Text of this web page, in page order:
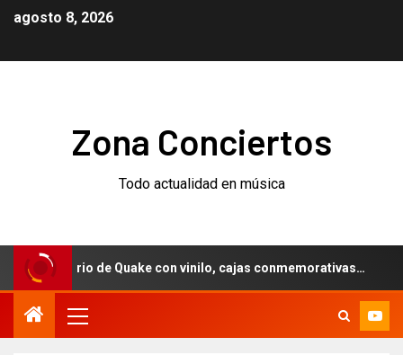
agosto 8, 2026
Zona Conciertos
Todo actualidad en música
de Quake con vinilo, cajas conmemorativas…